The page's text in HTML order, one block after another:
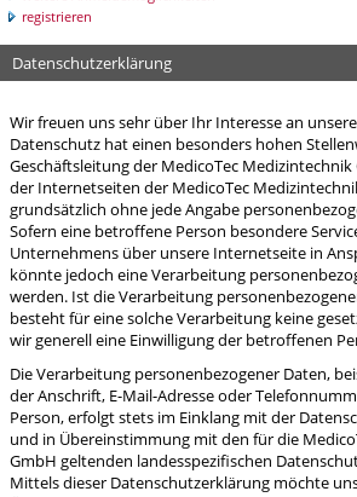
▸Langzugbinden
▸
▸Pflaster
▸Pflaster zur Fixierung
▸Pflasterbinden
▸Schienen+Gipszubehör
▸Schlauchverbände+
▸Sonstige Verbandmittel
▸Spezialkompressen
▸Wundverschluss
Handschuhe
▸OP-Handschuhe Steril
▸
▸ Papierwaren
▸Schutzartikel
Infusionslösung
▸Kanülen
▸Spikes/Überleitkanülen
▸Spritzen
▸Spüllösungen
▸Destilliertes Wasser
▸Schnelldiagnostika
▸Sonstige Laborartikel
▸Urin-Beutel,-Flaschen,-
Instrumente
▸ Einmal Instrumente
▸Instrumente
▸Mehrweg Instrumente
Autoklaven/Reinigungs-/
▸Infusionsständer/
▸Jontophorese
▸Lagerungshilfen
▸Praxiseinrichtung
▸Praxiseinrichtung
▸Siegelgeräte
▸Sonstiges 66
Praxisorganisation
Untersuchung,
▸
▸Blutzuckertest/
▸Diagnostik Sonstiges
▸EKG
▸Leuchten, Birnen,
▸Optotechnik
▸Registrierpapier
▸Röntgen
▸Spirometer und
Naturheilkunde
▸
▸K-Tape
▸TCM
Proktologie
▸Proktologie sonstiges
▸Rektalkatheter/
registrieren
Datenschutzerklärung
Wir freuen uns sehr über Ihr Interesse an
Datenschutz hat einen besonders hohen
Geschäftsleitung der MedicoTec
der Internetseiten der MedicoTec
grundsätzlich ohne jede Angabe
Sofern eine betroffene Person besondere
Unternehmens über unsere Internetseite in
könnte jedoch eine Verarbeitung
werden. Ist die Verarbeitung
besteht für eine solche Verarbeitung keine
wir generell eine Einwilligung der betroffenen
Die Verarbeitung personenbezogener Daten,
der Anschrift, E-Mail-Adresse oder
Person, erfolgt stets im Einklang mit der
und in Übereinstimmung mit den für die
GmbH geltenden landesspezifischen
Mittels dieser Datenschutzerklärung möchte